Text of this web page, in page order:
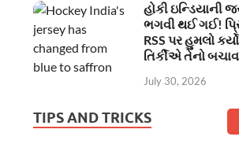
હોકી ઇન્ડિયાની
ભગવી થઈ ગઈ!
RSS પર હુમલો
તિર્કીએ તેનો બચાવ
July 30, 2026
TIPS AND TRICKS